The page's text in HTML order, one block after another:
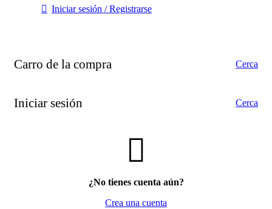
Iniciar sesión / Registrarse
Carro de la compra Cerca
Iniciar sesión Cerca
¿No tienes cuenta aún?
Crea una cuenta